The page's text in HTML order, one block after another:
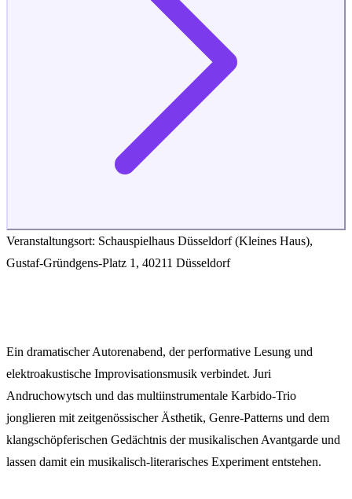
Veranstaltungsort: Schauspielhaus Düsseldorf (Kleines Haus),
Gustaf-Gründgens-Platz 1, 40211 Düsseldorf
Ein dramatischer Autorenabend, der performative Lesung und
elektroakustische Improvisationsmusik verbindet. Juri
Andruchowytsch und das multiinstrumentale Karbido-Trio
jonglieren mit zeitgenössischer Ästhetik, Genre-Patterns und dem
klangschöpferischen Gedächtnis der musikalischen Avantgarde und
lassen damit ein musikalisch-literarisches Experiment entstehen.